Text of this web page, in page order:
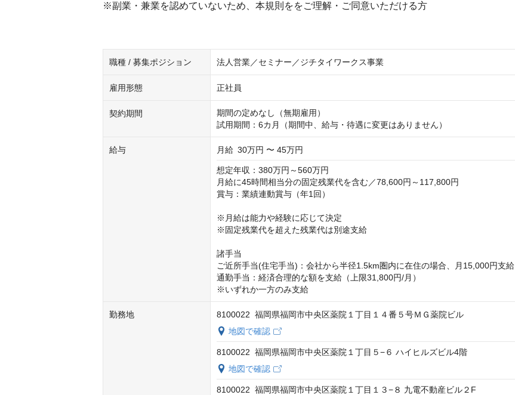
※副業・兼業を認めていないため、本規則ををご理解・ご同意いただける方
職種 / 募集ポジション 法人営業／セミナー／ジチタイワークス事業
雇用形態 正社員
契約期間
期間の定めなし（無期雇用）
試用期間：6カ月（期間中、給与・待遇に変更はありません）
給与 月給 30万円 〜 45万円
想定年収：380万円～560万円
月給に45時間相当分の固定残業代を含む／78,600円～117,800円
賞与：業績連動賞与（年1回）
※月給は能力や経験に応じて決定
※固定残業代を超えた残業代は別途支給
諸手当
ご近所手当(住宅手当)：会社から半径1.5km圏内に在住の場合、月15,000円支給
通勤手当：経済合理的な額を支給（上限31,800円/月）
※いずれか一方のみ支給
勤務地
8100022 福岡県福岡市中央区薬院１丁目１４番５号ＭＧ薬院ビル
地図で確認
8100022 福岡県福岡市中央区薬院１丁目５−６ ハイヒルズビル4階
地図で確認
8100022 福岡県福岡市中央区薬院１丁目１３−８ 九電不動産ビル２F